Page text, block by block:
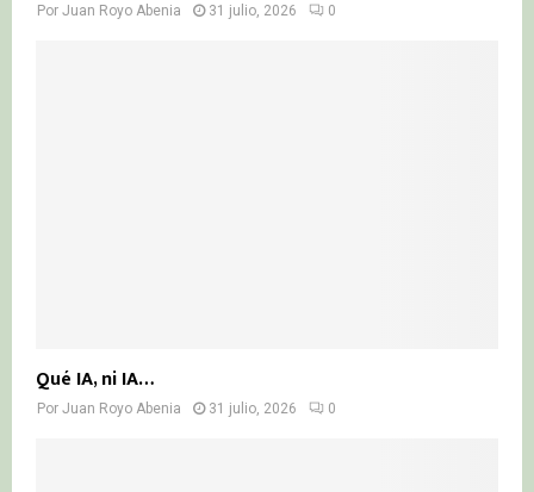
Por Juan Royo Abenia 31 julio, 2026 0
Qué IA, ni IA…
Por Juan Royo Abenia 31 julio, 2026 0